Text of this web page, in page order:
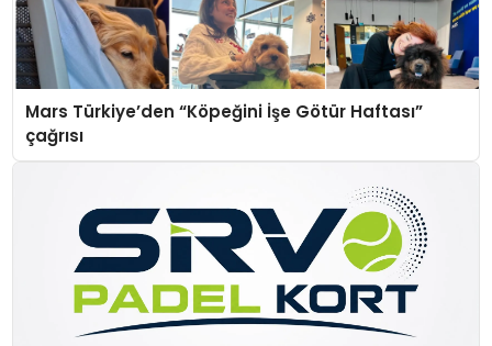
Mars Türkiye’den “Köpeğini İşe Götür Haftası”
çağrısı